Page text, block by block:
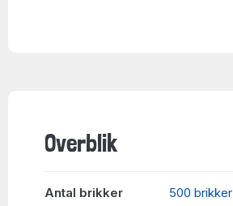
Overblik
Antal brikker
500 brikker